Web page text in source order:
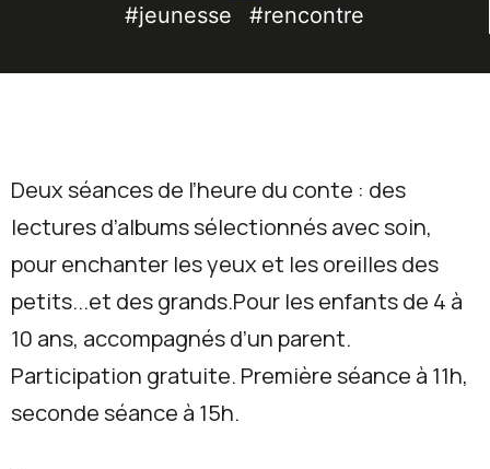
#jeunesse #rencontre
Deux séances de l’heure du conte : des
lectures d’albums sélectionnés avec soin,
pour enchanter les yeux et les oreilles des
petits...et des grands.Pour les enfants de 4 à
10 ans, accompagnés d’un parent.
Participation gratuite. Première séance à 11h,
seconde séance à 15h.